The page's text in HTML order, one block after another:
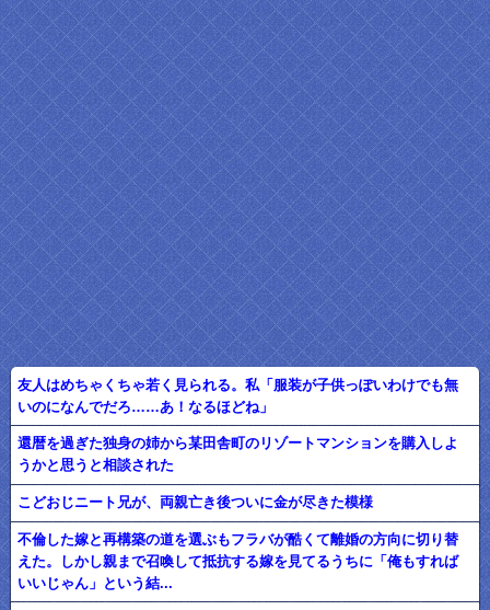
友人はめちゃくちゃ若く見られる。私「服装が子供っぽいわけでも無
いのになんでだろ……あ！なるほどね」
還暦を過ぎた独身の姉から某田舎町のリゾートマンションを購入しよ
うかと思うと相談された
こどおじニート兄が、両親亡き後ついに金が尽きた模様
不倫した嫁と再構築の道を選ぶもフラバが酷くて離婚の方向に切り替
えた。しかし親まで召喚して抵抗する嫁を見てるうちに「俺もすれば
いいじゃん」という結...